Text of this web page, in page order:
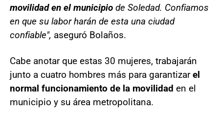
movilidad en el municipio de Soledad. Confiamos
en que su labor harán de esta una ciudad
confiable", aseguró Bolaños.
Cabe anotar que estas 30 mujeres, trabajarán
junto a cuatro hombres más para garantizarel
normal funcionamiento de la movilidad en el
municipio y su área metropolitana.